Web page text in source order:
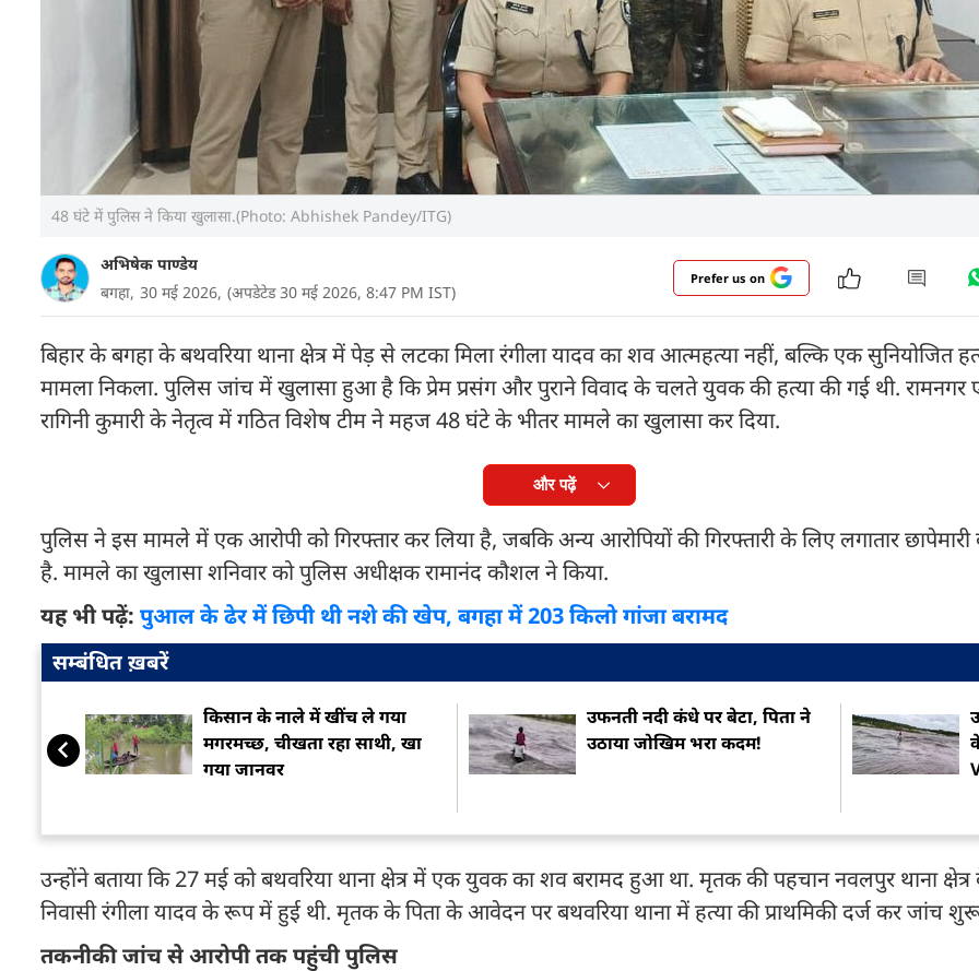
48 घंटे में पुलिस ने किया खुलासा.(Photo: Abhishek Pandey/ITG)
अभिषेक पाण्डेय
बगहा, 30 मई 2026, (अपडेटेड 30 मई 2026, 8:47 PM IST)
Prefer us on
बिहार के बगहा के बथवरिया थाना क्षेत्र में पेड़ से लटका मिला रंगीला यादव का शव आत्महत्या नहीं, बल्कि एक सुनियोजित
मामला निकला. पुलिस जांच में खुलासा हुआ है कि प्रेम प्रसंग और पुराने विवाद के चलते युवक की हत्या की गई थी. रामनगर
रागिनी कुमारी के नेतृत्व में गठित विशेष टीम ने महज 48 घंटे के भीतर मामले का खुलासा कर दिया.
और पढ़ें
पुलिस ने इस मामले में एक आरोपी को गिरफ्तार कर लिया है, जबकि अन्य आरोपियों की गिरफ्तारी के लिए लगातार छापेमारी
है. मामले का खुलासा शनिवार को पुलिस अधीक्षक रामानंद कौशल ने किया.
यह भी पढ़ें: पुआल के ढेर में छिपी थी नशे की खेप, बगहा में 203 किलो गांजा बरामद
सम्बंधित ख़बरें
किसान के नाले में खींच ले गया
मगरमच्छ, चीखता रहा साथी, खा
गया जानवर
उफनती नदी कंधे पर बेटा, पिता ने
उठाया जोखिम भरा कदम!
उन्होंने बताया कि 27 मई को बथवरिया थाना क्षेत्र में एक युवक का शव बरामद हुआ था. मृतक की पहचान नवलपुर थाना क्षेत्र
निवासी रंगीला यादव के रूप में हुई थी. मृतक के पिता के आवेदन पर बथवरिया थाना में हत्या की प्राथमिकी दर्ज कर जांच
तकनीकी जांच से आरोपी तक पहुंची पुलिस